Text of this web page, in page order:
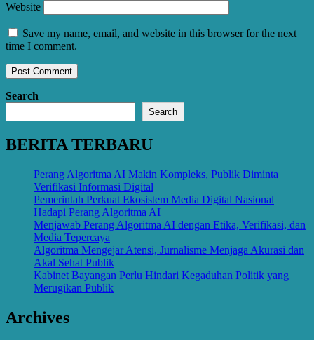
Website
Save my name, email, and website in this browser for the next
time I comment.
Search
Search
BERITA TERBARU
Perang Algoritma AI Makin Kompleks, Publik Diminta
Verifikasi Informasi Digital
Pemerintah Perkuat Ekosistem Media Digital Nasional
Hadapi Perang Algoritma AI
Menjawab Perang Algoritma AI dengan Etika, Verifikasi, dan
Media Tepercaya
Algoritma Mengejar Atensi, Jurnalisme Menjaga Akurasi dan
Akal Sehat Publik
Kabinet Bayangan Perlu Hindari Kegaduhan Politik yang
Merugikan Publik
Archives